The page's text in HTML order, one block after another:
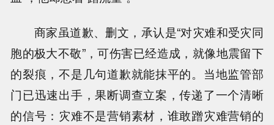
商家虽道歉、删文，承认是“对灾难和受灾同
胞的极大不敬”，可伤害已经造成，就像地震留下
的裂痕，不是几句道歉就能抹平的。当地监管部
门已迅速出手，果断调查立案，传递了一个清晰
的信号：灾难不是营销素材，谁敢蹭灾难营销的